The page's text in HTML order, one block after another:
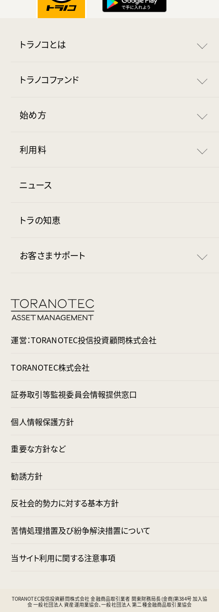
トラノコとは
トラノコとは
お得な連携サービス
トラノコ学割
トラノコファンド
トラノコファンド
始め方
トラノコの始め方
利用料
利用料
ニュース
トラの知恵
お客さまサポート
基本的な使い方
ファンド変更の流れ
規約・免責事項
よくある質問
お問い合わせ
運営：TORANOTEC投信投資顧問株式会社
TORANOTEC株式会社
証券取引等監視委員会情報提供窓口
個人情報保護方針
重要な方針など
勧誘方針
反社会的勢力に対する基本方針
苦情処理措置及び紛争解決措置について
当サイト利用に関する注意事項
TORANOTEC投信投資顧問株式会社 金融商品取引業者 関東財務局長(金商)第384号 加入協
会 一般社団法人 資産運用業協会、一般社団法人 第二種金融商品取引業協会